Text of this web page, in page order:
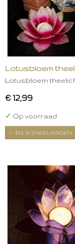
Lotusbloem
Lotusbloem
€ 12,99
✓ Op voorraad
IN WINKELWAGEN